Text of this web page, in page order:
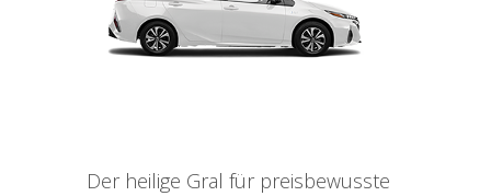
Der heilige Gral für preisbewusste